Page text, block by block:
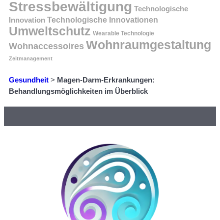
Stressbewältigung Technologische
Innovation Technologische Innovationen
Umweltschutz Wearable Technologie
Wohnaccessoires Wohnraumgestaltung
Zeitmanagement
Gesundheit > Magen-Darm-Erkrankungen:
Behandlungsmöglichkeiten im Überblick